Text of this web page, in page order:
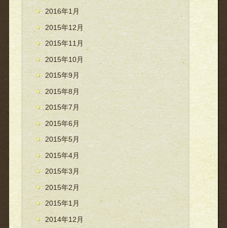
2016年1月
2015年12月
2015年11月
2015年10月
2015年9月
2015年8月
2015年7月
2015年6月
2015年5月
2015年4月
2015年3月
2015年2月
2015年1月
2014年12月